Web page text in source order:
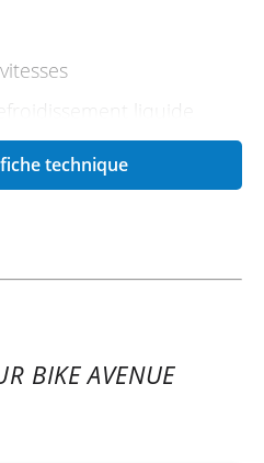
liquide
électrique
technique
BIKE AVENUE